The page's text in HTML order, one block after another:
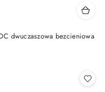
dwuczaszowa bezcieniowa